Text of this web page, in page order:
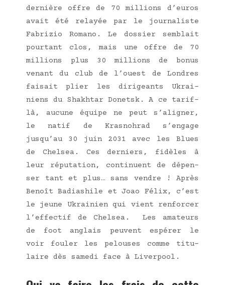
der­nière offre de 70 mil­lions d’euros
avait été relayée par le jour­na­liste
Fabri­zio Roma­no. Le dos­sier sem­blait
pour­tant clos, mais une offre de 70
mil­lions plus 30 mil­lions de bonus
venant du club de l’ouest de Londres
fai­sait plier les diri­geants Ukrai­
niens du Sha­kh­tar Donetsk. A ce tarif-
là, aucune équipe ne peut s’aligner,
le natif de Kras­noh­rad s’engage
jusqu’au 30 juin 2031 avec les Blues
de Chel­sea. Ces der­niers, fidèles à
leur répu­ta­tion, conti­nuent de dépen­
ser tant et plus… sans vendre ! Après
Benoît Badia­shile et Joao Félix, c’est
le jeune Ukrai­nien qui vient ren­for­cer
l’effectif de Chel­sea. Les ama­teurs
de foot anglais peuvent espé­rer le
voir fou­ler les pelouses comme titu­
laire dès same­di face à Liverpool.